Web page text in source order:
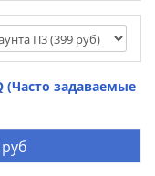
(Часто задаваемые